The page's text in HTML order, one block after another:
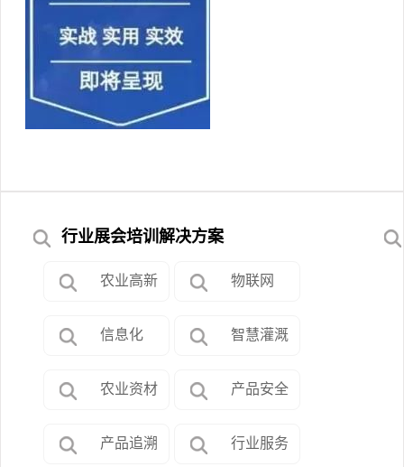
行业展会培训解决方案
农业高新 物联网
信息化 智慧灌溉
农业资材 产品安全
产品追溯 行业服务